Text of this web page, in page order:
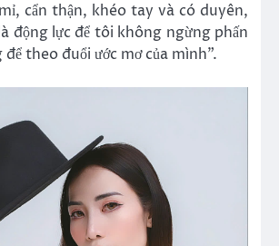
cẩn thận, khéo tay và có duyên,
động lực để tôi không ngừng phấn
để theo đuổi ước mơ của mình”.